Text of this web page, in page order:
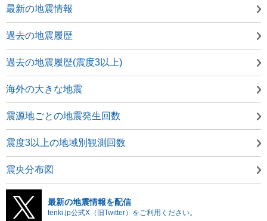
最新の地震情報
過去の地震履歴
過去の地震履歴(震度3以上)
海外の大きな地震
震源地ごとの地震発生回数
震度3以上の地域別観測回数
震央分布図
最新の地震情報を配信
tenki.jp公式X（旧Twitter）をご利用ください。